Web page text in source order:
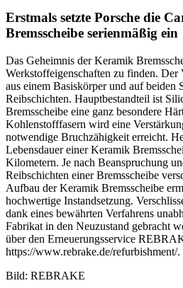
Erstmals setzte Porsche die
Bremsscheibe serienmäßig ein
Das Geheimnis der Keramik
Werkstoffeigenschaften zu finden. Der
aus einem Basiskörper und auf beiden
Reibschichten. Hauptbestandteil ist
Bremsscheibe eine ganz besondere
Kohlenstofffasern wird eine
notwendige Bruchzähigkeit erreicht.
Lebensdauer einer Keramik
Kilometern. Je nach Beanspruchung
Reibschichten einer Bremsscheibe
Aufbau der Keramik Bremsscheibe
hochwertige Instandsetzung.
dank eines bewährten Verfahrens
Fabrikat in den Neuzustand gebracht
über den Erneuerungsservice
https://www.rebrake.de/refurbishment/.
Bild: REBRAKE